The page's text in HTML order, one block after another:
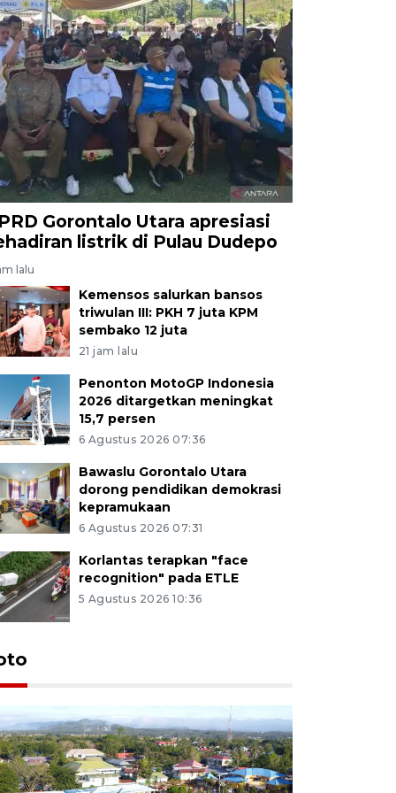
Gorontalo Utara apresiasi
listrik di Pulau Dudepo
lalu
Kemensos salurkan bansos
triwulan III: PKH 7 juta KPM
sembako 12 juta
21 jam lalu
Penonton MotoGP Indonesia
2026 ditargetkan meningkat
15,7 persen
6 Agustus 2026 07:36
Bawaslu Gorontalo Utara
dorong pendidikan demokrasi
kepramukaan
6 Agustus 2026 07:31
Korlantas terapkan "face
recognition" pada ETLE
5 Agustus 2026 10:36